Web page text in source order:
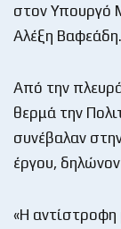
στον Υπουργό
Αλέξη Βαφεάδη.
Από την
θερμά την
συνέβαλαν
έργου,
«Η αντίστροφη